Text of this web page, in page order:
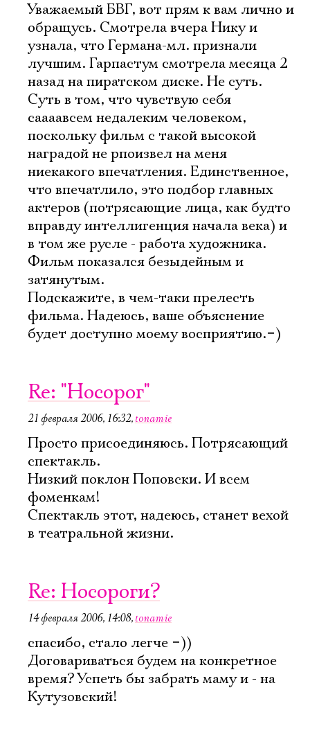
Уважаемый БВГ, вот прям к вам лично и
обращусь. Смотрела вчера Нику и
узнала, что Германа-мл. признали
лучшим. Гарпастум смотрела месяца 2
назад на пиратском диске. Не суть.
Суть в том, что чувствую себя
саааавсем недалеким человеком,
поскольку фильм с такой высокой
наградой не рпоизвел на меня
ниекакого впечатления. Единственное,
что впечатлило, это подбор главных
актеров (потрясающие лица, как будто
вправду интеллигенция начала века) и
в том же русле - работа художника.
Фильм показался безыдейным и
затянутым.
Подскажите, в чем-таки прелесть
фильма. Надеюсь, ваше объяснение
будет доступно моему восприятию.=)
Re: "Носорог"
21 февраля 2006, 16:32, tonamie
Просто присоединяюсь. Потрясающий
спектакль.
Низкий поклон Поповски. И всем
фоменкам!
Спектакль этот, надеюсь, станет вехой
в театральной жизни.
Re: Носороги?
14 февраля 2006, 14:08, tonamie
спасибо, стало легче =))
Договариваться будем на конкретное
время? Успеть бы забрать маму и - на
Кутузовский!